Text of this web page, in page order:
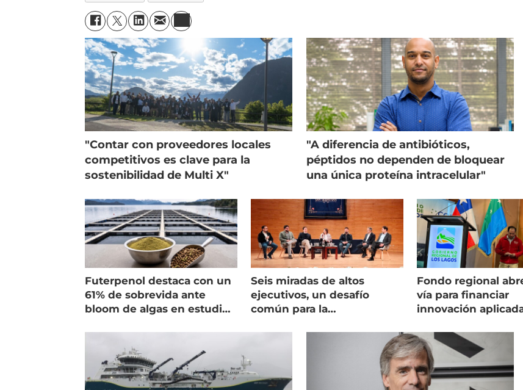
"Contar con proveedores locales
competitivos es clave para la
sostenibilidad de Multi X"
"A diferencia de antibióticos,
péptidos no dependen de bloquear
una única proteína intracelular"
Futerpenol destaca con un
61% de sobrevida ante
bloom de algas en estudio
Seis miradas de altos
ejecutivos, un desafío
común para la
Fondo regional
vía para financiar
innovación